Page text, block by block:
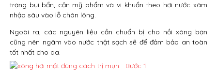
trạng bụi bẩn, cặn mỹ phẩm và vi khuẩn theo hơi nước xâm
nhập sâu vào lỗ chân lông.
Ngoài ra, các nguyên liệu cần chuẩn bị cho nồi xông bạn
cũng nên ngâm vào nước thật sạch sẽ để đảm bảo an toàn
tốt nhất cho da.